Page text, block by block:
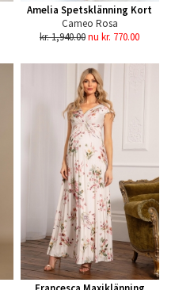
Amelia Spetsklänning Kort
Cameo Rosa
kr. 1,940.00nu kr. 770.00